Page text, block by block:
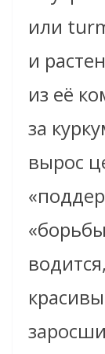
или
и
из её
за
вырос